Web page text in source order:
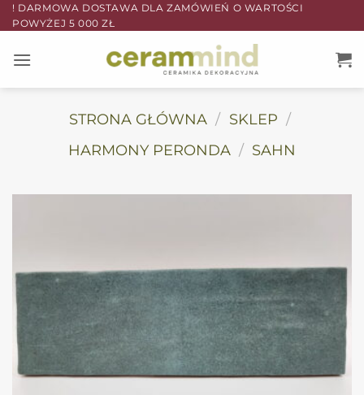
Przewiń
do
! DARMOWA DOSTAWA DLA ZAMÓWIEŃ O WARTOŚCI
POWYŻEJ 5 000 ZŁ
STRONA GŁÓWNA / SKLEP /
HARMONY PERONDA / SAHN